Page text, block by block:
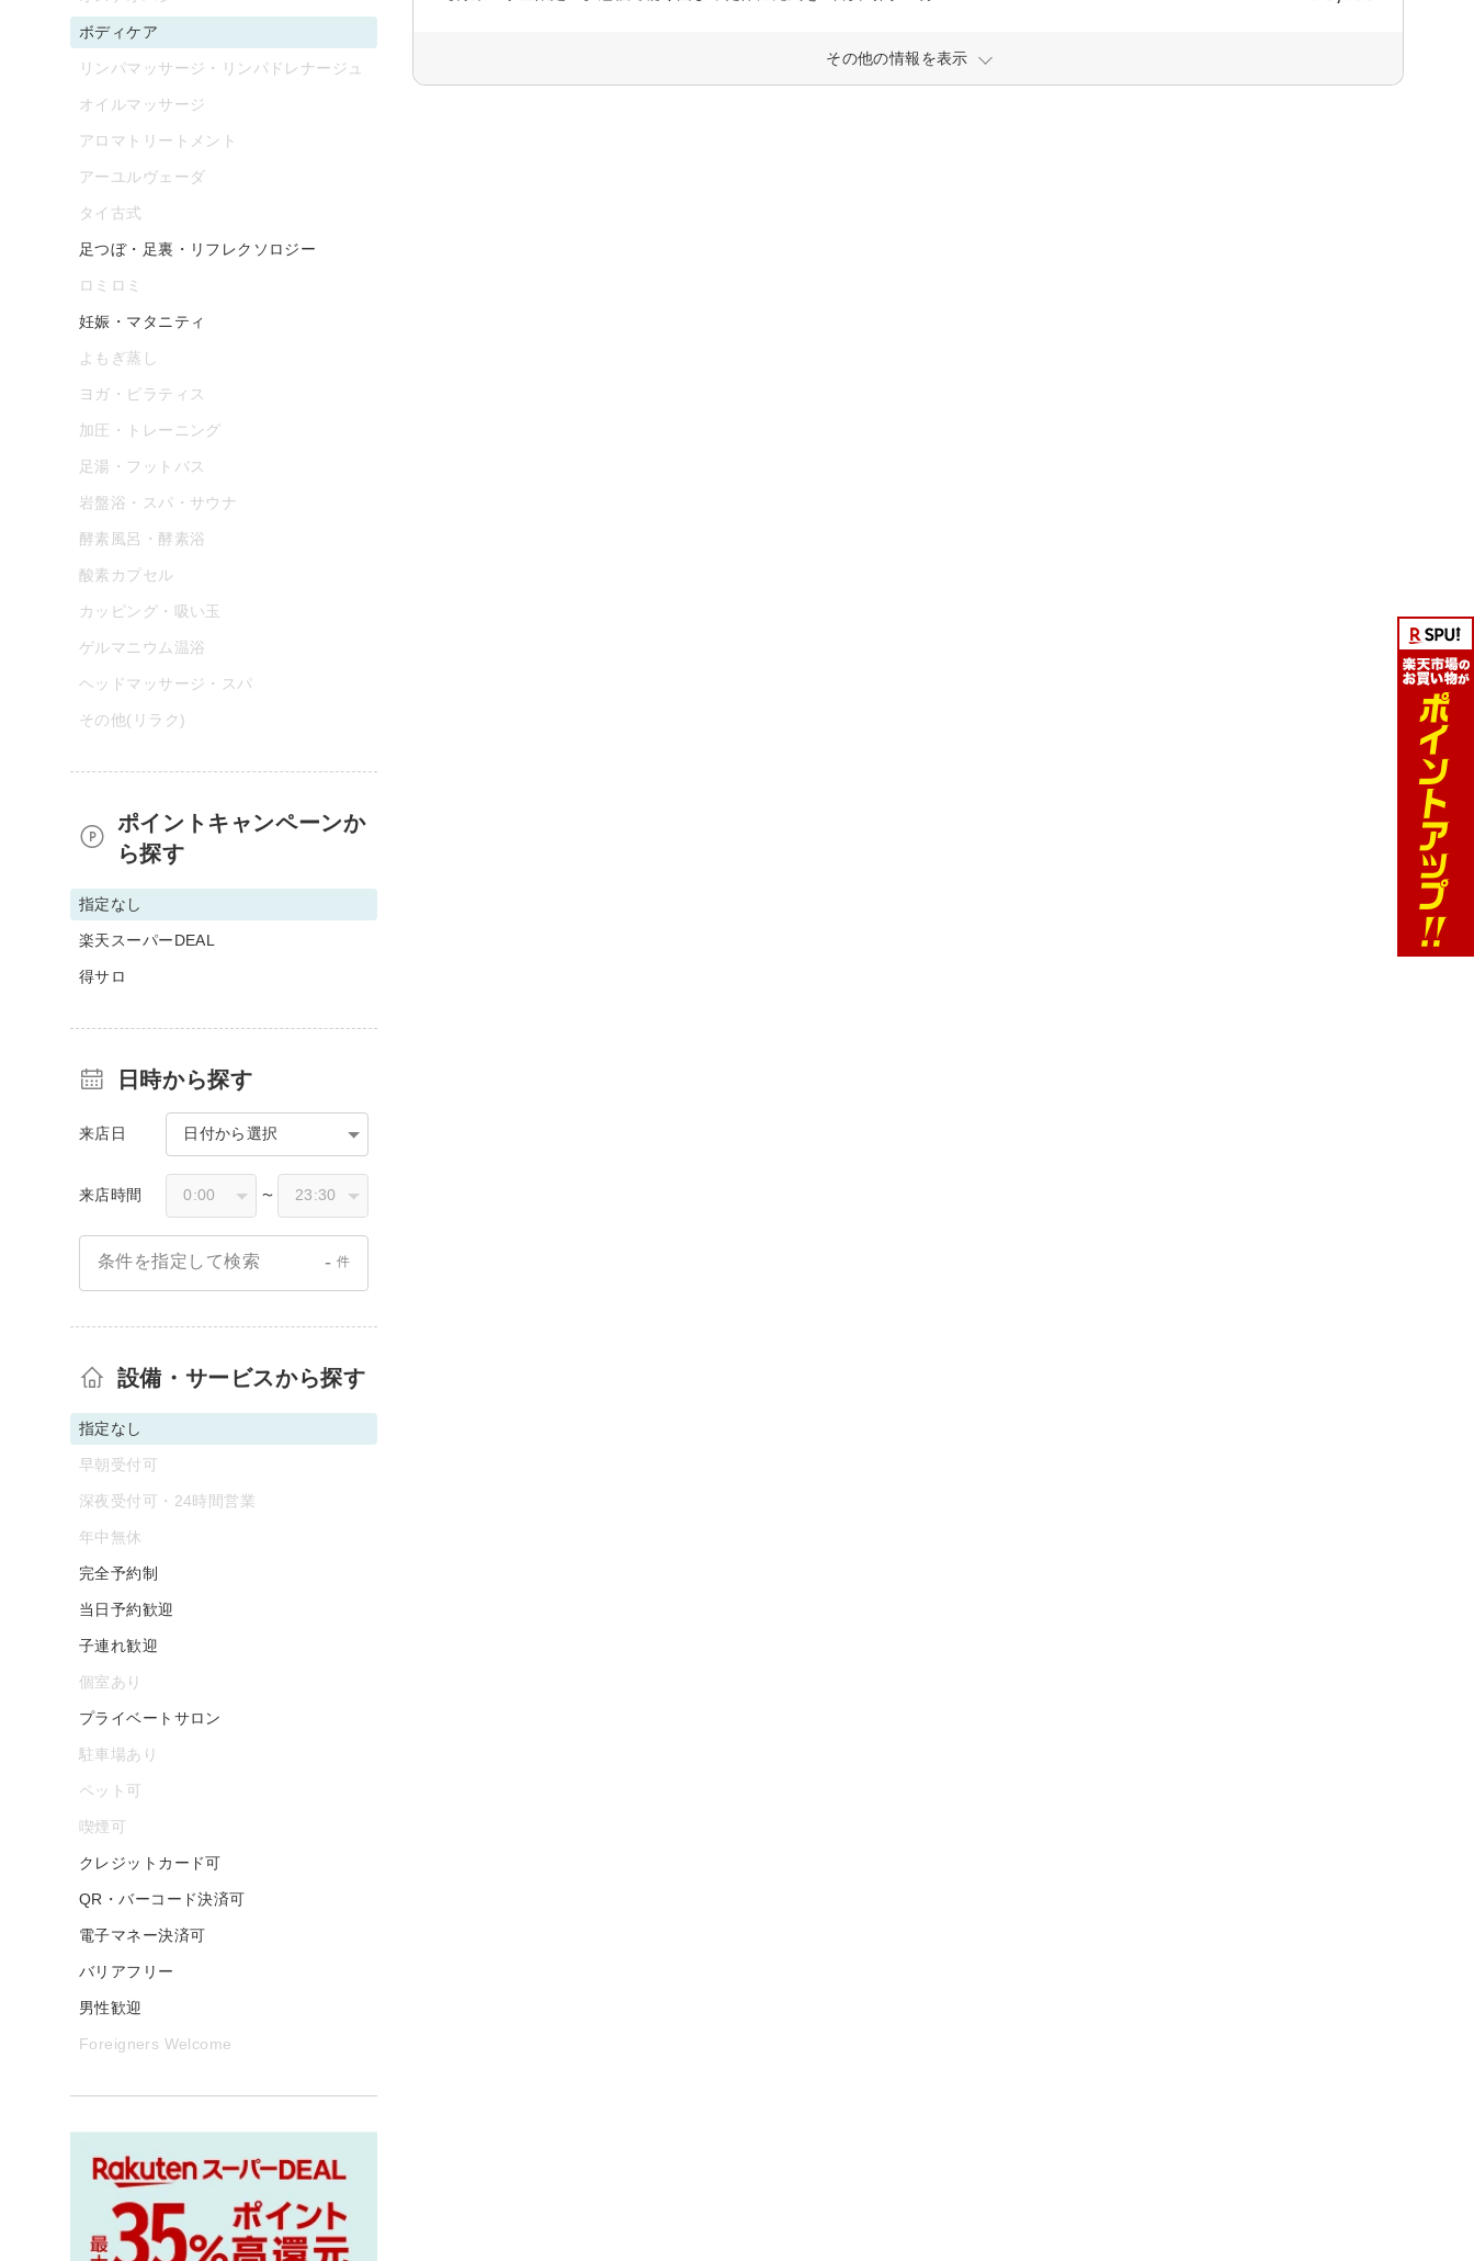
その他の情報を表示
ボディケア
リンパマッサージ・リンパドレナージュ
オイルマッサージ
アロマトリートメント
アーユルヴェーダ
タイ古式
足つぼ・足裏・リフレクソロジー
ロミロミ
妊娠・マタニティ
よもぎ蒸し
ヨガ・ピラティス
加圧・トレーニング
足湯・フットバス
岩盤浴・スパ・サウナ
酵素風呂・酵素浴
酸素カプセル
カッピング・吸い玉
ゲルマニウム温浴
ヘッドマッサージ・スパ
その他(リラク)
ポイントキャンペーンか
ら探す
指定なし
楽天スーパーDEAL
得サロ
日時から探す
来店日 日付から選択
来店時間 〜
条件を指定して検索 - 件
設備・サービスから探す
指定なし
早朝受付可
深夜受付可・24時間営業
年中無休
完全予約制
当日予約歓迎
子連れ歓迎
個室あり
プライベートサロン
駐車場あり
ペット可
喫煙可
クレジットカード可
QR・バーコード決済可
電子マネー決済可
バリアフリー
男性歓迎
Foreigners Welcome